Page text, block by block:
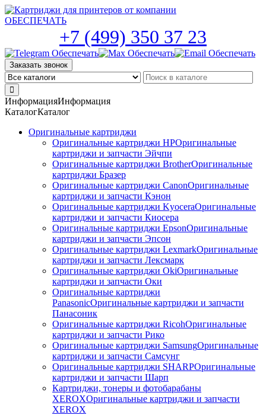
Skip
to
+7 (499) 350 37 23
Заказать звонок
ИнформацияИнформация
КаталогКаталог
Оригинальные картриджи
Оригинальные картриджи HPОригинальные
картриджи и запчасти Эйчпи
Оригинальные картриджи BrotherОригинальные
картриджи Бразер
Оригинальные картриджи CanonОригинальные
картриджи и запчасти Кэнон
Оригинальные картриджи KyoceraОригинальные
картриджи и запчасти Киосера
Оригинальные картриджи EpsonОригинальные
картриджи и запчасти Эпсон
Оригинальные картриджи LexmarkОригинальные
картриджи и запчасти Лексмарк
Оригинальные картриджи ОkiОригинальные
картриджи и запчасти Оки
Оригинальные картриджи
PanasonicОригинальные картриджи и запчасти
Панасоник
Оригинальные картриджи RicohОригинальные
картриджи и запчасти Рико
Оригинальные картриджи SamsungОригинальные
картриджи и запчасти Самсунг
Оригинальные картриджи SHARPОригинальные
картриджи и запчасти Шарп
Картриджи, тонеры и фотобарабаны
XEROXОригинальные картриджи и запчасти
XEROX